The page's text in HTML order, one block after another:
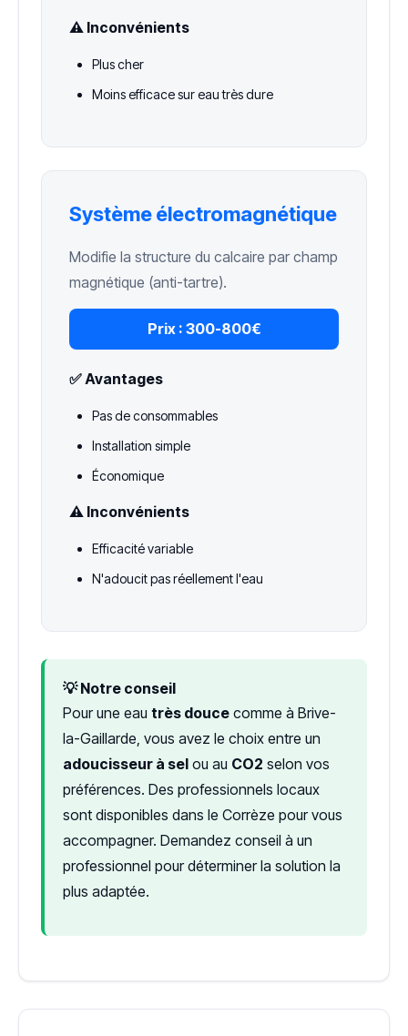
⚠️ Inconvénients
Plus cher
Moins efficace sur eau très dure
Système électromagnétique
Modifie la structure du calcaire par champ
magnétique (anti-tartre).
Prix : 300-800€
✅ Avantages
Pas de consommables
Installation simple
Économique
⚠️ Inconvénients
Efficacité variable
N'adoucit pas réellement l'eau
💡 Notre conseil
Pour une eau très douce comme à Brive-
la-Gaillarde, vous avez le choix entre un
adoucisseur à sel ou au CO2 selon vos
préférences. Des professionnels locaux
sont disponibles dans le Corrèze pour vous
accompagner. Demandez conseil à un
professionnel pour déterminer la solution la
plus adaptée.